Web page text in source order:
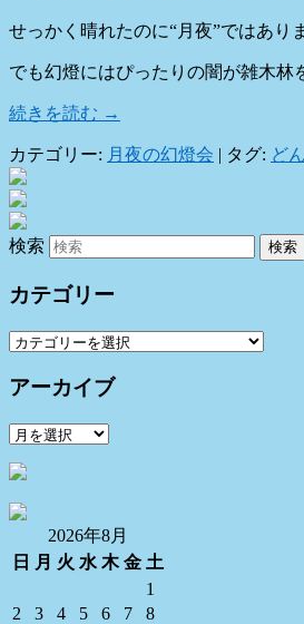
せっかく晴れたのに“月夜”ではあり
でも幻燈にはぴったりの闇が雑木林
続きを読む →
カテゴリー: 月夜の幻燈会 | タグ: ど
検索
カテゴリー
カ
ゴ
ー
アーカイブ
ア
カ
イ
ブ
2026年8月
日
月 火 水 木 金 土
1
2
3 4 5 6 7
8